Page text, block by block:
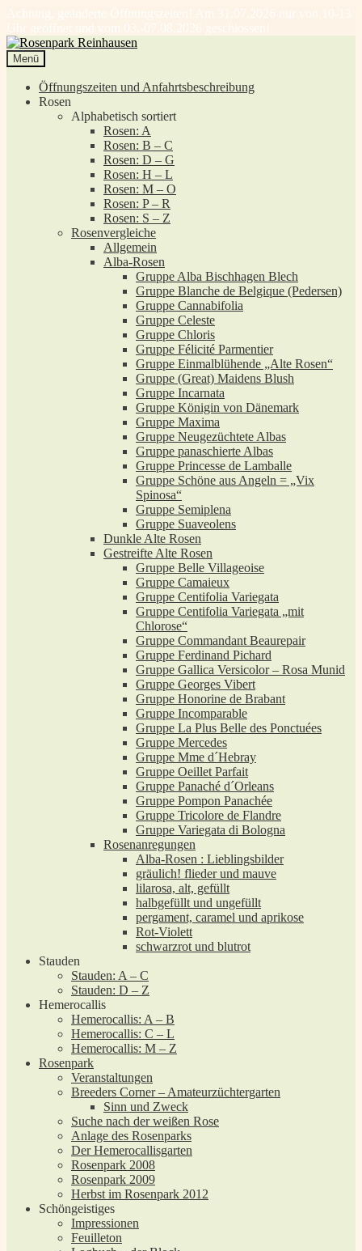
Achtung, geänderte Öffnungszeiten! Am 31.07.2026 nur von 10-13
Uhr geöffnet und vom 03.-07.08.2026 geschlossen!
Zur
Navigation
springen
Zum
Inhalt
springen
Menü
Öffnungszeiten und Anfahrtsbeschreibung
Rosen
Alphabetisch sortiert
Rosen: A
Rosen: B – C
Rosen: D – G
Rosen: H – L
Rosen: M – O
Rosen: P – R
Rosen: S – Z
Rosenvergleiche
Allgemein
Alba-Rosen
Gruppe Alba Bischhagen Blech
Gruppe Blanche de Belgique (Pedersen)
Gruppe Cannabifolia
Gruppe Celeste
Gruppe Chloris
Gruppe Félicité Parmentier
Gruppe Einmalblühende „Alte Rosen“
Gruppe (Great) Maidens Blush
Gruppe Incarnata
Gruppe Königin von Dänemark
Gruppe Maxima
Gruppe Neugezüchtete Albas
Gruppe panaschierte Albas
Gruppe Princesse de Lamballe
Gruppe Schöne aus Angeln = „Vix
Spinosa“
Gruppe Semiplena
Gruppe Suaveolens
Dunkle Alte Rosen
Gestreifte Alte Rosen
Gruppe Belle Villageoise
Gruppe Camaieux
Gruppe Centifolia Variegata
Gruppe Centifolia Variegata „mit
Chlorose“
Gruppe Commandant Beaurepair
Gruppe Ferdinand Pichard
Gruppe Gallica Versicolor – Rosa Munid
Gruppe Georges Vibert
Gruppe Honorine de Brabant
Gruppe Incomparable
Gruppe La Plus Belle des Ponctuées
Gruppe Mercedes
Gruppe Mme d´Hebray
Gruppe Oeillet Parfait
Gruppe Panaché d´Orleans
Gruppe Pompon Panachée
Gruppe Tricolore de Flandre
Gruppe Variegata di Bologna
Rosenanregungen
Alba-Rosen : Lieblingsbilder
gräulich! flieder und mauve
lilarosa, alt, gefüllt
halbgefüllt und ungefüllt
pergament, caramel und aprikose
Rot-Violett
schwarzrot und blutrot
Stauden
Stauden: A – C
Stauden: D – Z
Hemerocallis
Hemerocallis: A – B
Hemerocallis: C – L
Hemerocallis: M – Z
Rosenpark
Veranstaltungen
Breeders Corner – Amateurzüchtergarten
Sinn und Zweck
Suche nach der weißen Rose
Anlage des Rosenparks
Der Hemerocallisgarten
Rosenpark 2008
Rosenpark 2009
Herbst im Rosenpark 2012
Schöngeistiges
Impressionen
Feuilleton